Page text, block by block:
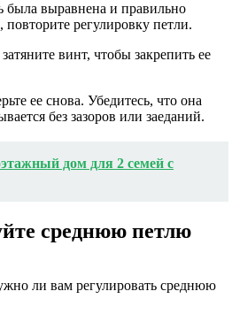
была выравнена и правильно
регулировку петли.
винт, чтобы закрепить ее
ее снова. Убедитесь, что она
без зазоров или заеданий.
дом для 2 семей с
среднюю петлю
ли вам регулировать среднюю